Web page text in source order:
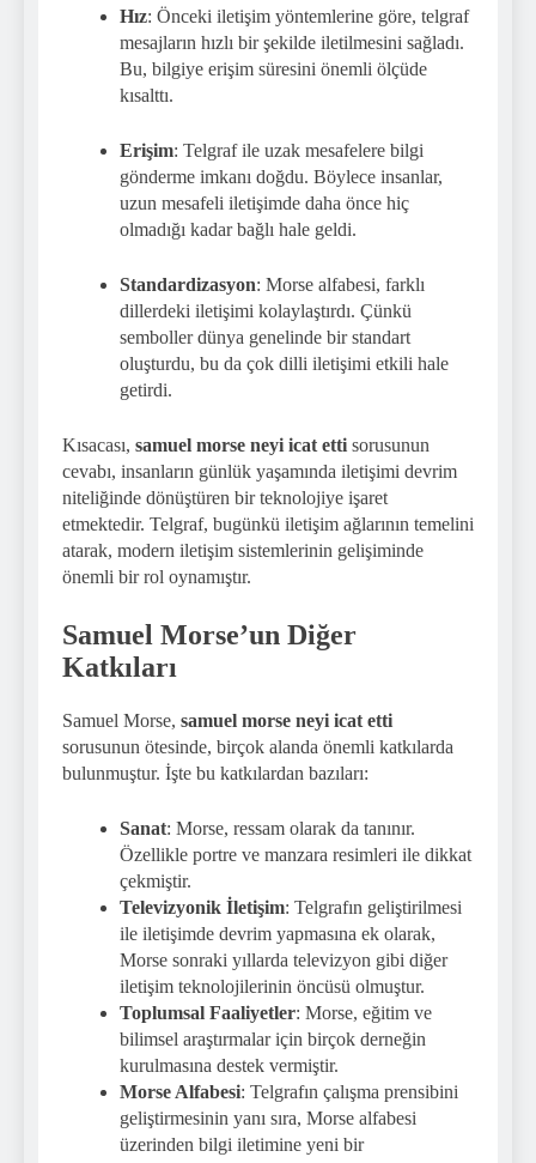
Hız: Önceki iletişim yöntemlerine göre, telgraf
mesajların hızlı bir şekilde iletilmesini sağladı.
Bu, bilgiye erişim süresini önemli ölçüde
kısalttı.
Erişim: Telgraf ile uzak mesafelere bilgi
gönderme imkanı doğdu. Böylece insanlar,
uzun mesafeli iletişimde daha önce hiç
olmadığı kadar bağlı hale geldi.
Standardizasyon: Morse alfabesi, farklı
dillerdeki iletişimi kolaylaştırdı. Çünkü
semboller dünya genelinde bir standart
oluşturdu, bu da çok dilli iletişimi etkili hale
getirdi.
Kısacası, samuel morse neyi icat etti sorusunun
cevabı, insanların günlük yaşamında iletişimi devrim
niteliğinde dönüştüren bir teknolojiye işaret
etmektedir. Telgraf, bugünkü iletişim ağlarının temelini
atarak, modern iletişim sistemlerinin gelişiminde
önemli bir rol oynamıştır.
Samuel Morse’un Diğer
Katkıları
Samuel Morse, samuel morse neyi icat etti
sorusunun ötesinde, birçok alanda önemli katkılarda
bulunmuştur. İşte bu katkılardan bazıları:
Sanat: Morse, ressam olarak da tanınır.
Özellikle portre ve manzara resimleri ile dikkat
çekmiştir.
Televizyonik İletişim: Telgrafın geliştirilmesi
ile iletişimde devrim yapmasına ek olarak,
Morse sonraki yıllarda televizyon gibi diğer
iletişim teknolojilerinin öncüsü olmuştur.
Toplumsal Faaliyetler: Morse, eğitim ve
bilimsel araştırmalar için birçok derneğin
kurulmasına destek vermiştir.
Morse Alfabesi: Telgrafın çalışma prensibini
geliştirmesinin yanı sıra, Morse alfabesi
üzerinden bilgi iletimine yeni bir